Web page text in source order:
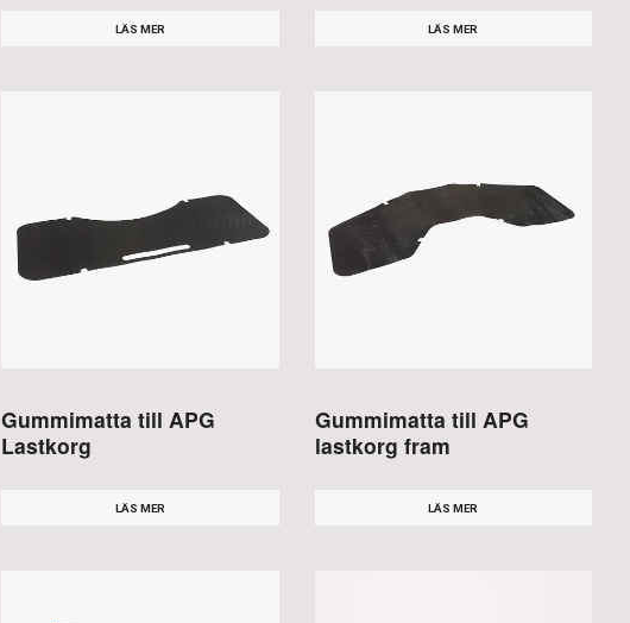
LÄS MER LÄS MER
Gummimatta till APG
Lastkorg
LÄS MER
Gummimatta till APG
lastkorg fram
LÄS MER